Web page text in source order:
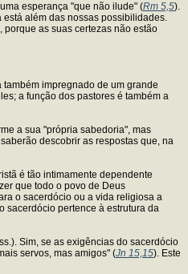
esperança "que não ilude" (Rm 5,5).
além das nossas possibilidades.
porque as suas certezas não estão
impregnado de um grande
a função dos pastores é também a
a sua "própria sabedoria", mas
descobrir as respostas que, na
é tão intimamente dependente
que todo o povo de Deus
o sacerdócio ou a vida religiosa a
sacerdócio pertence à estrutura da
ss.). Sim, se as exigências do sacerdócio
servos, mas amigos" (Jn 15,15). Este